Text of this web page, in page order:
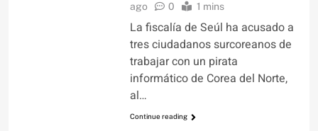
ago
0 1 mins
La fiscalía de Seúl ha acusado a
tres ciudadanos surcoreanos de
trabajar con un pirata
informático de Corea del Norte,
al…
Continue reading